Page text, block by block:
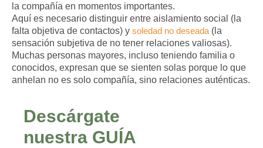
la compañía en momentos importantes.
Aquí es necesario distinguir entre aislamiento social (la
falta objetiva de contactos) y soledad no deseada (la
sensación subjetiva de no tener relaciones valiosas).
Muchas personas mayores, incluso teniendo familia o
conocidos, expresan que se sienten solas porque lo que
anhelan no es solo compañía, sino relaciones auténticas.
Descárgate
nuestra GUÍA